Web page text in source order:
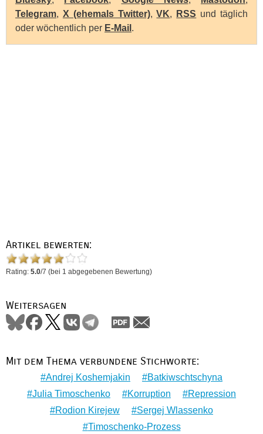
Telegram, X (ehemals Twitter),VK, RSS und täglich
oder wöchentlich per E-Mail .
Artikel bewerten:
Rating: 5.0/7 (bei 1 abgegebenen Bewertung)
Weitersagen
Mit dem Thema verbundene Stichworte:
Andrej Koshemjakin
Batkiwschtschyna
Julia Timoschenko
Korruption
Repression
Rodion Kirejew
Sergej Wlassenko
Timoschenko-Prozess